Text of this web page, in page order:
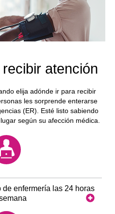
atención
elija adónde ir para recibir
les sorprende enterarse
(ER). Esté listo sabiendo
según su afección médica.
de enfermería las 24 horas